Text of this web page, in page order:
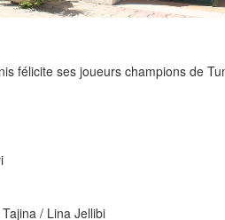
félicite ses joueurs champions de
/ Lina Jellibi